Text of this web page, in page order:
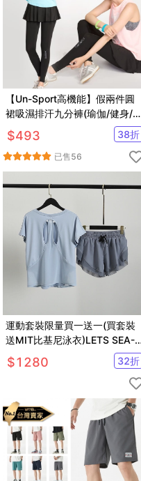
【Un-Sport高機能】假兩件圓
裙吸濕排汗九分褲(瑜伽/健身/跳
舞/路跑)
$493 38折
已售56
運動套裝限量買一送一(買套裝
送MIT比基尼泳衣)LETS SEA-
KOI
$1280 32折